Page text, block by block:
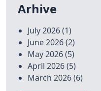
Arhive
July 2026(1)
June 2026(2)
May 2026(5)
April 2026(5)
March 2026(6)